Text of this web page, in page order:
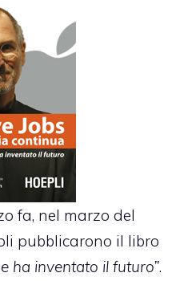
fa, nel marzo del
pubblicarono il libro
ha inventato il futuro”.